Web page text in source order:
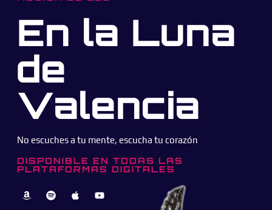
En la Luna
de
Valencia
No escuches a tu mente, escucha tu corazón
DISPONIBLE EN TODAS LAS
PLATAFORMAS DIGITALES